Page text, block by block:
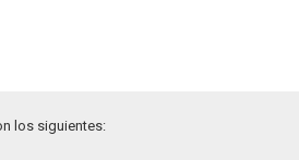
los siguientes: